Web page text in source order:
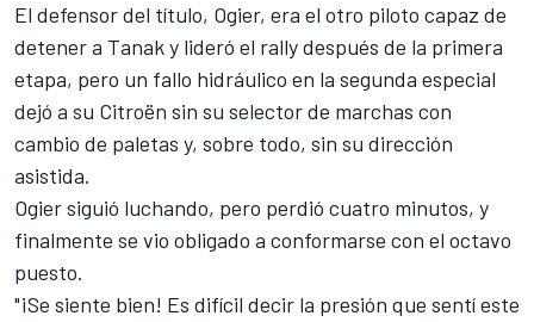
El defensor del título, Ogier, era el otro piloto capaz de
detener a Tanak y lideró el rally después de la primera
etapa, pero un fallo hidráulico en la segunda especial
dejó a su Citroën sin su selector de marchas con
cambio de paletas y, sobre todo, sin su dirección
asistida.
Ogier siguió luchando, pero perdió cuatro minutos, y
finalmente se vio obligado a conformarse con el octavo
puesto.
"¡Se siente bien! Es difícil decir la presión que sentí este